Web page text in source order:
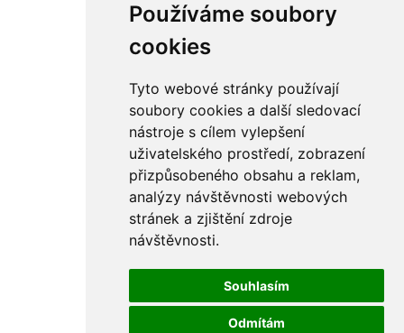
Používáme soubory
cookies
Tyto webové stránky používají
soubory cookies a další sledovací
nástroje s cílem vylepšení
uživatelského prostředí, zobrazení
přizpůsobeného obsahu a reklam,
analýzy návštěvnosti webových
stránek a zjištění zdroje
návštěvnosti.
Souhlasím
Odmítám